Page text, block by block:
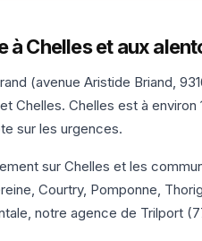
à Chelles et aux
(avenue Aristide Briand,
Chelles. Chelles est à
sur les urgences.
sur Chelles et les
Courtry, Pomponne,
notre agence de Trilport